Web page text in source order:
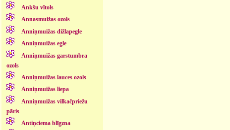
Ankšu vītols
Annasmuižas ozols
Anniņmuižas dižlapegle
Anniņmuižas egle
Anniņmuižas garstumbra
ozols
Anniņmuižas lauces ozols
Anniņmuižas liepa
Anniņmuižas vilkačpriežu
pāris
Antiņciema blīgzna